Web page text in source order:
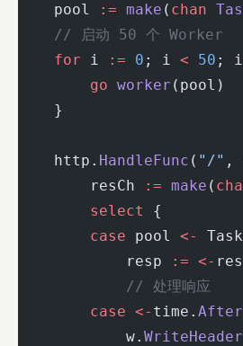
    pool
:= make ( chan
    // 启动 50 个 Worker
    for
i := 0 ; i < 50 ; i
        go
worker (pool)
    }
    http.
HandleFunc ( "/" ,
        resCh
:= make (
        select
{
        case
pool <-
            resp
:= <-
            // 处理响应
        case
<- time. After
            w.
WriteHeader